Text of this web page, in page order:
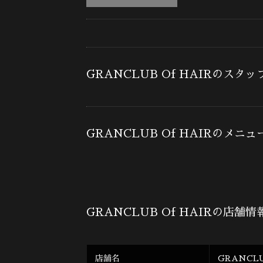
GRANCLUB Of HAIRのスタッ
GRANCLUB Of HAIRのメニュ
GRANCLUB Of HAIRの店舗情
店舗名